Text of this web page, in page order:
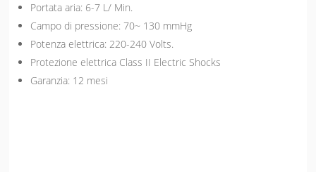
Portata aria: 6-7 L/ Min.
Campo di pressione: 70~ 130 mmHg
Potenza elettrica: 220-240 Volts.
Protezione elettrica Class II Electric Shocks
Garanzia: 12 mesi